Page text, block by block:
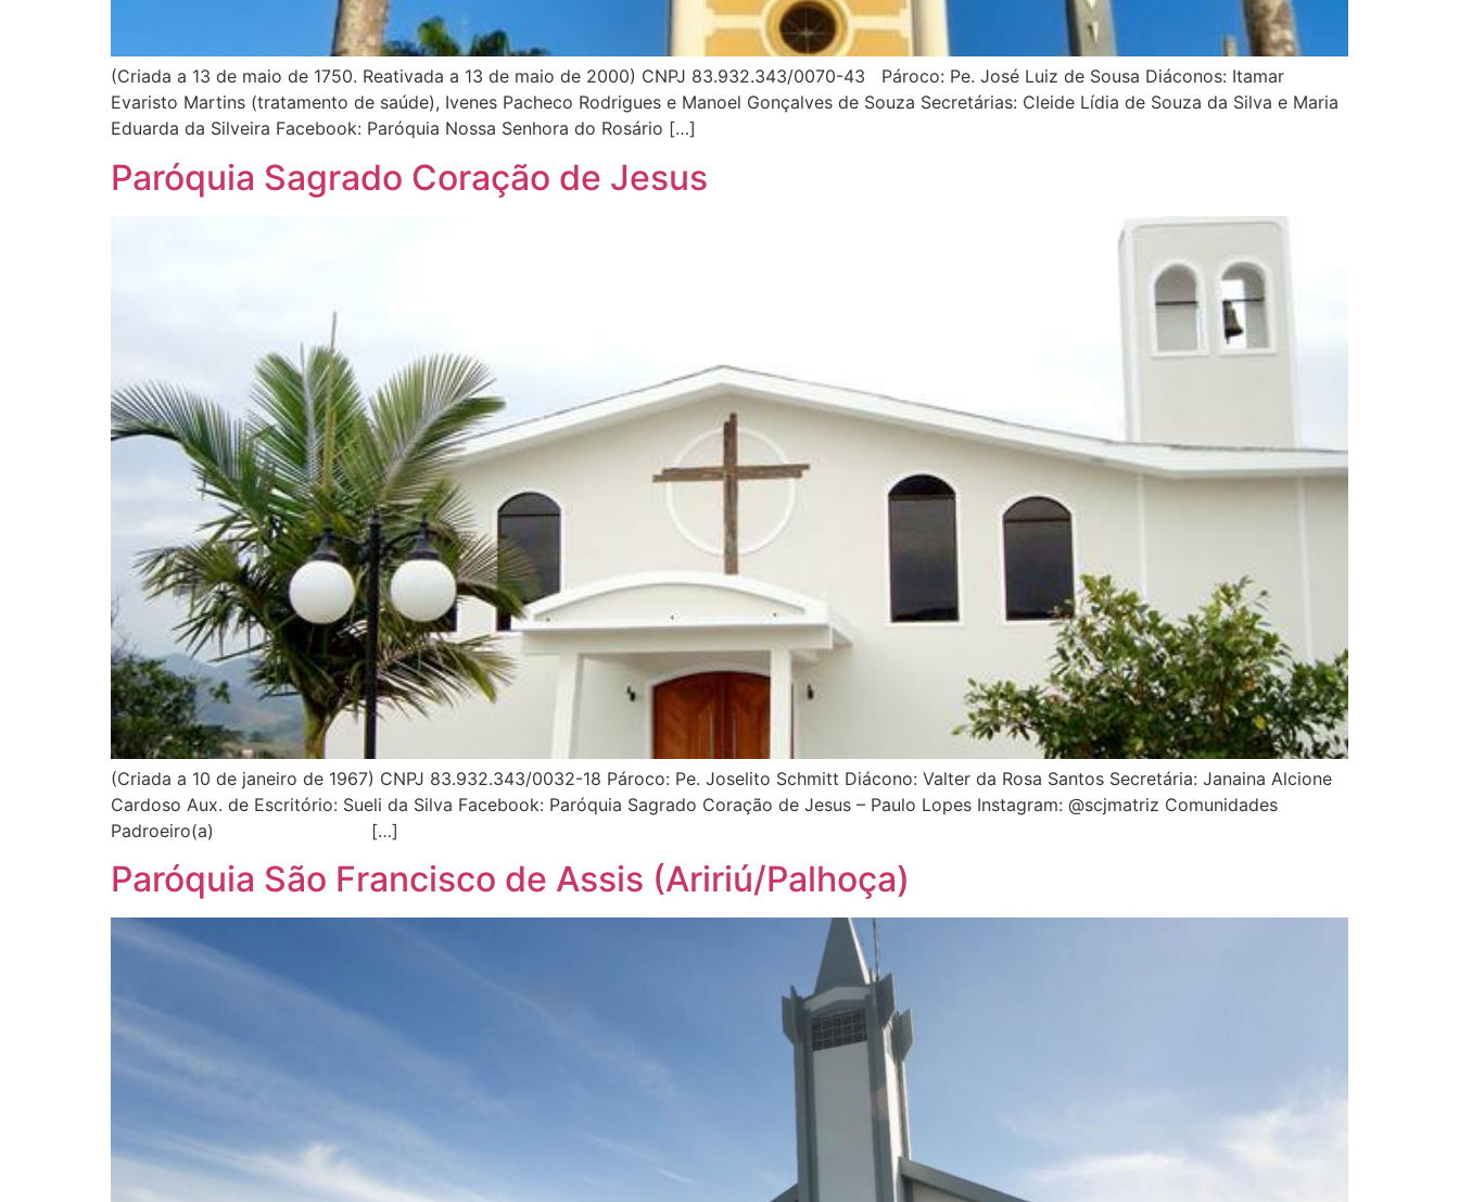
(Criada a 13 de maio de 1750. Reativada a 13 de maio de 2000) CNPJ 83.932.343/0070-43 Pároco: Pe. José Luiz de Sousa Diáconos: Itamar
Evaristo Martins (tratamento de saúde), Ivenes Pacheco Rodrigues e Manoel Gonçalves de Souza Secretárias: Cleide Lídia de Souza da Silva e Maria
Eduarda da Silveira Facebook: Paróquia Nossa Senhora do Rosário […]
Paróquia Sagrado Coração de Jesus
(Criada a 10 de janeiro de 1967) CNPJ 83.932.343/0032-18 Pároco: Pe. Joselito Schmitt Diácono: Valter da Rosa Santos Secretária: Janaina Alcione
Cardoso Aux. de Escritório: Sueli da Silva Facebook: Paróquia Sagrado Coração de Jesus – Paulo Lopes Instagram: @scjmatriz Comunidades
Padroeiro(a) […]
Paróquia São Francisco de Assis (Aririú/Palhoça)